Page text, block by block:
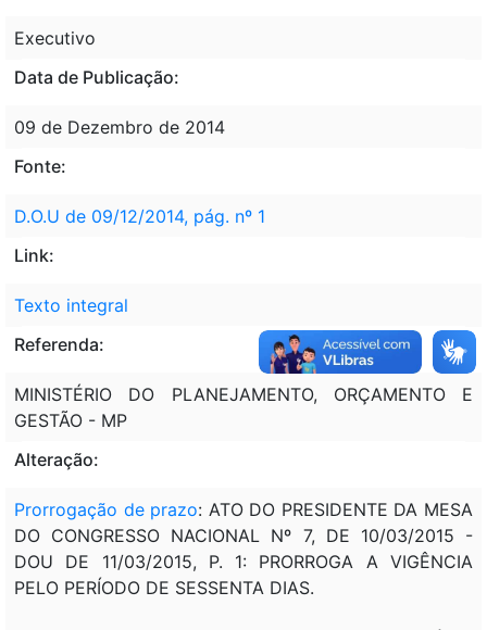
Executivo
Data de Publicação:
09 de Dezembro de 2014
Fonte:
D.O.U de 09/12/2014, pág. nº 1
Link:
Texto integral
Referenda:
MINISTÉRIO DO PLANEJAMENTO, ORÇAMENTO E
GESTÃO - MP
Alteração:
Prorrogação de prazo: ATO DO PRESIDENTE DA MESA
DO CONGRESSO NACIONAL Nº 7, DE 10/03/2015 -
DOU DE 11/03/2015, P. 1: PRORROGA A VIGÊNCIA
PELO PERÍODO DE SESSENTA DIAS.